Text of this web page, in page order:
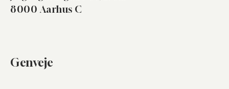
8000 Aarhus C
Genveje